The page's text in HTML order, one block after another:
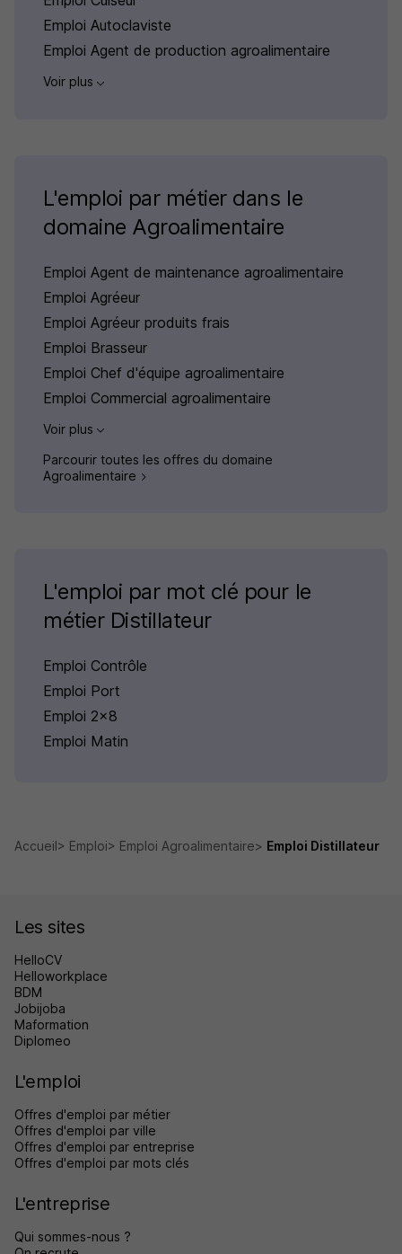
Emploi Autoclaviste
Emploi Agent de production agroalimentaire
Voir plus
L'emploi par métier dans le
domaine Agroalimentaire
Emploi Agent de maintenance agroalimentaire
Emploi Agréeur
Emploi Agréeur produits frais
Emploi Brasseur
Emploi Chef d'équipe agroalimentaire
Emploi Commercial agroalimentaire
Voir plus
Parcourir toutes les offres du domaine
Agroalimentaire
L'emploi par mot clé pour le
métier Distillateur
Emploi Contrôle
Emploi Port
Emploi 2x8
Emploi Matin
Accueil Emploi Emploi Agroalimentaire Emploi Distillateur
Les sites
HelloCV
Helloworkplace
BDM
Jobijoba
Maformation
Diplomeo
L'emploi
Offres d'emploi par métier
Offres d'emploi par ville
Offres d'emploi par entreprise
Offres d'emploi par mots clés
L'entreprise
Qui sommes-nous ?